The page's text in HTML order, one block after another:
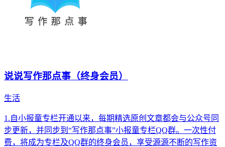
说说写作那点事（终身会员）
生活
1.自小报童专栏开通以来，每期精选原创文章都会与公众号同
步更新，并同步到“写作那点事”小报童专栏QQ群。一次性付
费，将成为专栏及QQ群的终身会员，享受源源不断的写作资